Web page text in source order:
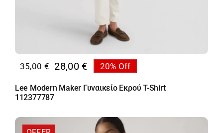
35,00€
Original
price
was:
28,00 €
Η
τρέχουσα
τιμή
28,00 €.
20% Off
Lee Modern Maker Γυναικείο Εκρού T-Shirt
112377787